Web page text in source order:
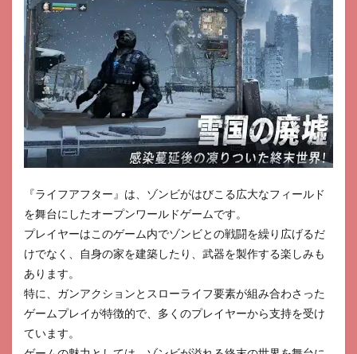
ィ
21
ワー
ルド
ネバ
ーラ
ンド
22
シム
シテ
ルド
ト
ほし
の島
のに
こ
24
『ライフアフター』は、ゾンビがはびこる広大なフィールド
を舞台にしたオープンワールドゲームです。
プレイヤーはこのゲーム内でゾンビとの戦闘を繰り広げるだ
けでなく、自身の家を建築したり、武器を製作する楽しみも
あります。
特に、ガンアクションとスローライフ要素が組み合わさった
ゲームプレイが特徴的で、多くのプレイヤーから支持を受け
ています。